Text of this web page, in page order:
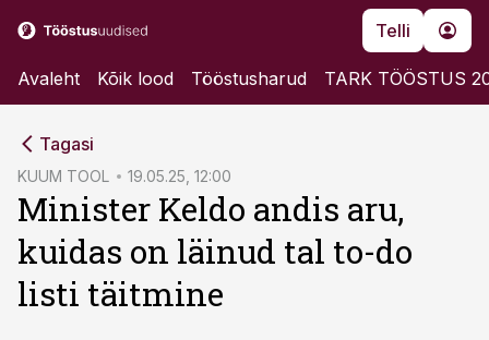
Telli
Avaleht Kõik lood Tööstusharud TARK TÖÖSTUS
Tagasi
KUUM TOOL 19.05.25, 12:00
Minister Keldo andis aru,
kuidas on läinud tal to-do
listi täitmine